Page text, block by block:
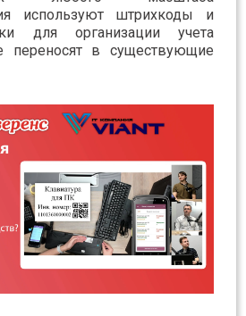
используют штрихкоды и
для организации учета
переносят в существующие